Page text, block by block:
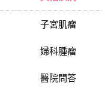
子宮肌瘤
婦科腫瘤
醫院問答